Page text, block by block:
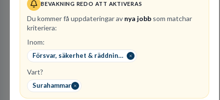
BEVAKNING REDO ATT AKTIVERAS
Du kommer få uppdateringar av nya jobb som matchar
kriteriera:
Inom:
Försvar, säkerhet & räddningstjänst
Vart?
Surahammar
Lastvagnar AB
ÅTERFÖRSÄLJARE